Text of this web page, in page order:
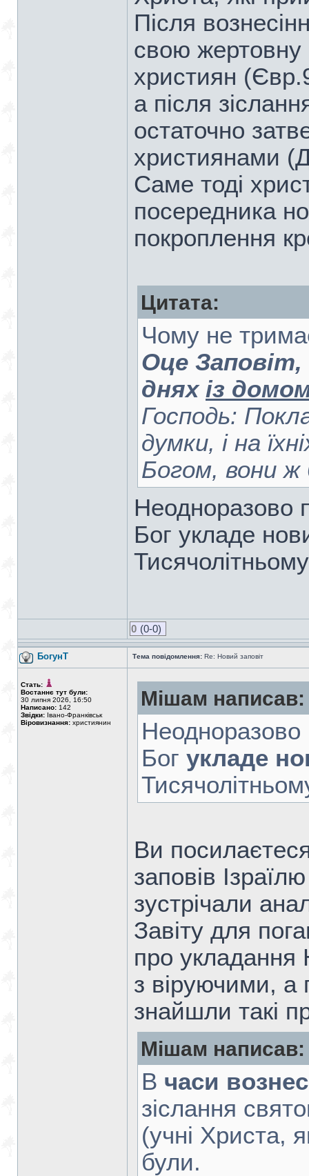
Після
свою
християн
а після
остаточно
християнами
Саме тоді
посередника
покроплення
Цитата:
Чому не
Оце
днях із
Господь:
думки, і на
Богом, вони ж
Неодноразово
Бог укладе
0 (0-0)
БогунТ Тема повідомлення: Re: Новий заповіт
Стать:
Востаннє тут були:
30 липня 2026, 16:50
Написано: 142
Звідки: Івано-Франківськ
Віровизнання: християнин
Мішам написав:
Бог укладе
Ви
заповів
зустрічали
Завіту для
про укладання
з віруючими, а
знайшли такі
Мішам написав:
В часи
зіслання
(учні Христа,
були.